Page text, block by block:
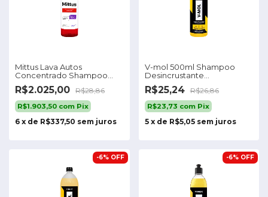
Mittus Lava Autos
Concentrado Shampoo
Automotivo Zacs 500ml
R$2.025,00 R$28,86
R$1.903,50 com Pix
6 x de R$337,50 sem juros
V-mol 500ml Shampoo
Desincrustante
Concentrado Auto Vonixx
R$25,24 R$26,86
R$23,73 com Pix
5 x de R$5,05 sem juros
-6% OFF -6% OFF